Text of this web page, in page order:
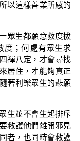
以這樣善業所感的
眾生都願意救度拔
度；何處有眾生求
禪八定，才會尋找
居住，才能夠真正
著利樂眾生的悲願
生並不會生起排斥
救護他們離開邪見
者，也同時會救護